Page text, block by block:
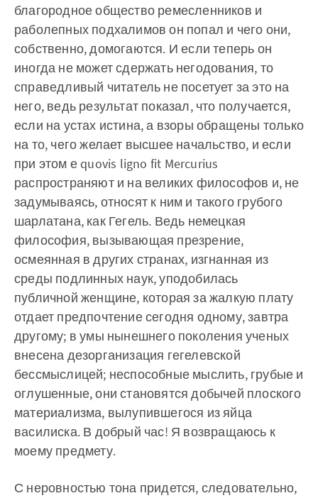
благородное общество ремесленников и
раболепных подхалимов он попал и чего они,
собственно, домогаются. И если теперь он
иногда не может сдержать негодования, то
справедливый читатель не посетует за это на
него, ведь результат показал, что получается,
если на устах истина, а взоры обращены только
на то, чего желает высшее начальство, и если
при этом е quovis ligno fit Mercurius
распространяют и на великих философов и, не
задумываясь, относят к ним и такого грубого
шарлатана, как Гегель. Ведь немецкая
философия, вызывающая презрение,
осмеянная в других странах, изгнанная из
среды подлинных наук, уподобилась
публичной женщине, которая за жалкую плату
отдает предпочтение сегодня одному, завтра
другому; в умы нынешнего поколения ученых
внесена дезорганизация гегелевской
бессмыслицей; неспособные мыслить, грубые и
оглушенные, они становятся добычей плоского
материализма, вылупившегося из яйца
василиска. В добрый час! Я возвращаюсь к
моему предмету.
С неровностью тона придется, следовательно,